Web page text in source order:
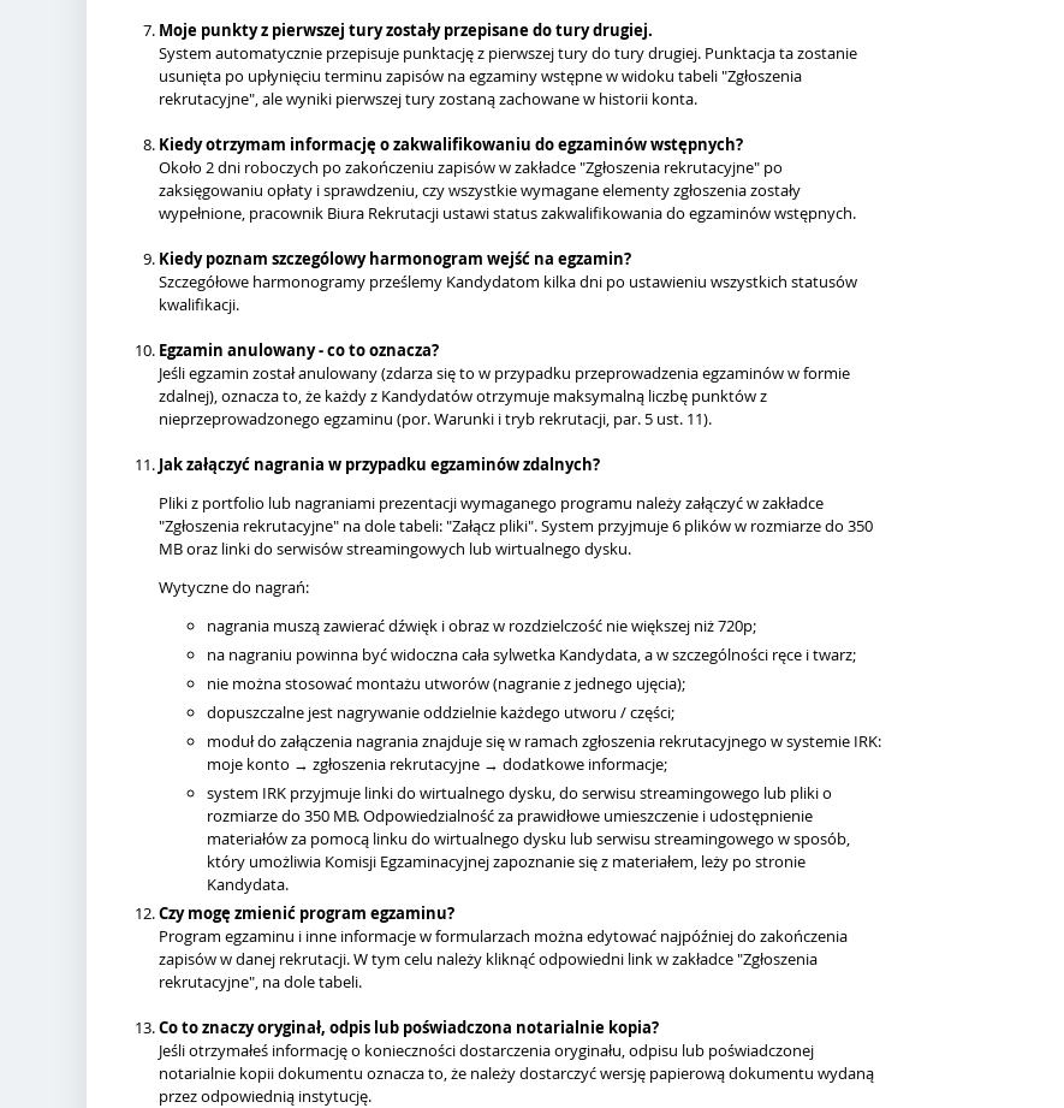
Moje punkty z pierwszej tury zostały przepisane do tury drugiej.
System automatycznie przepisuje punktację z pierwszej tury do tury drugiej. Punktacja ta zostanie
usunięta po upłynięciu terminu zapisów na egzaminy wstępne w widoku tabeli "Zgłoszenia
rekrutacyjne", ale wyniki pierwszej tury zostaną zachowane w historii konta.
Kiedy otrzymam informację o zakwalifikowaniu do egzaminów wstępnych?
Około 2 dni roboczych po zakończeniu zapisów w zakładce "Zgłoszenia rekrutacyjne" po
zaksięgowaniu opłaty i sprawdzeniu, czy wszystkie wymagane elementy zgłoszenia zostały
wypełnione, pracownik Biura Rekrutacji ustawi status zakwalifikowania do egzaminów wstępnych.
Kiedy poznam szczególowy harmonogram wejść na egzamin?
Szczegółowe harmonogramy prześlemy Kandydatom kilka dni po ustawieniu wszystkich statusów
kwalifikacji.
Egzamin anulowany - co to oznacza?
Jeśli egzamin został anulowany (zdarza się to w przypadku przeprowadzenia egzaminów w formie
zdalnej), oznacza to, że każdy z Kandydatów otrzymuje maksymalną liczbę punktów z
nieprzeprowadzonego egzaminu (por. Warunki i tryb rekrutacji, par. 5 ust. 11).
Jak załączyć nagrania w przypadku egzaminów zdalnych?
Pliki z portfolio lub nagraniami prezentacji wymaganego programu należy załączyć w zakładce
"Zgłoszenia rekrutacyjne" na dole tabeli: "Załącz pliki". System przyjmuje 6 plików w rozmiarze do 350
MB oraz linki do serwisów streamingowych lub wirtualnego dysku.
Wytyczne do nagrań:
nagrania muszą zawierać dźwięk i obraz w rozdzielczość nie większej niż 720p;
na nagraniu powinna być widoczna cała sylwetka Kandydata, a w szczególności ręce i twarz;
nie można stosować montażu utworów (nagranie z jednego ujęcia);
dopuszczalne jest nagrywanie oddzielnie każdego utworu / części;
moduł do załączenia nagrania znajduje się w ramach zgłoszenia rekrutacyjnego w systemie IRK:
moje konto → zgłoszenia rekrutacyjne → dodatkowe informacje;
system IRK przyjmuje linki do wirtualnego dysku, do serwisu streamingowego lub pliki o
rozmiarze do 350 MB. Odpowiedzialność za prawidłowe umieszczenie i udostępnienie
materiałów za pomocą linku do wirtualnego dysku lub serwisu streamingowego w sposób,
który umożliwia Komisji Egzaminacyjnej zapoznanie się z materiałem, leży po stronie
Kandydata.
Czy mogę zmienić program egzaminu?
Program egzaminu i inne informacje w formularzach można edytować najpóźniej do zakończenia
zapisów w danej rekrutacji. W tym celu należy kliknąć odpowiedni link w zakładce "Zgłoszenia
rekrutacyjne", na dole tabeli.
Co to znaczy oryginał, odpis lub poświadczona notarialnie kopia?
Jeśli otrzymałeś informację o konieczności dostarczenia oryginału, odpisu lub poświadczonej
notarialnie kopii dokumentu oznacza to, że należy dostarczyć wersję papierową dokumentu wydaną
przez odpowiednią instytucję.